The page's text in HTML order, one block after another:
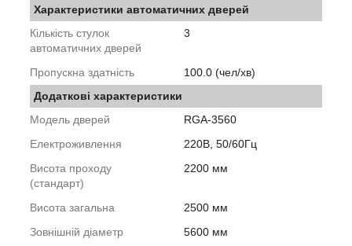
Характеристики автоматичних дверей
Кількість стулок
автоматичних дверей
3
Пропускна здатність
100.0 (чел/хв)
Додаткові характеристики
Модель дверей
RGA-3560
Електроживлення
220В, 50/60Гц
Висота проходу
(стандарт)
2200 мм
Висота загальна
2500 мм
Зовнішній діаметр
5600 мм